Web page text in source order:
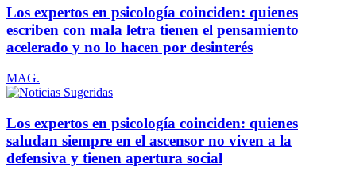
Los expertos en psicología coinciden: quienes
escriben con mala letra tienen el pensamiento
acelerado y no lo hacen por desinterés
MAG.
Los expertos en psicología coinciden: quienes
saludan siempre en el ascensor no viven a la
defensiva y tienen apertura social